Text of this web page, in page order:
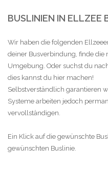
BUSLINIEN IN ELLZEE
Wir haben die folgenden
deiner Busverbindung, finde die
Umgebung. Oder suchst du
dies kannst du hier machen!
Selbstverständlich garantieren
Systeme arbeiten jedoch
vervollständigen.
Ein Klick auf die gewünschte
gewünschten Buslinie.